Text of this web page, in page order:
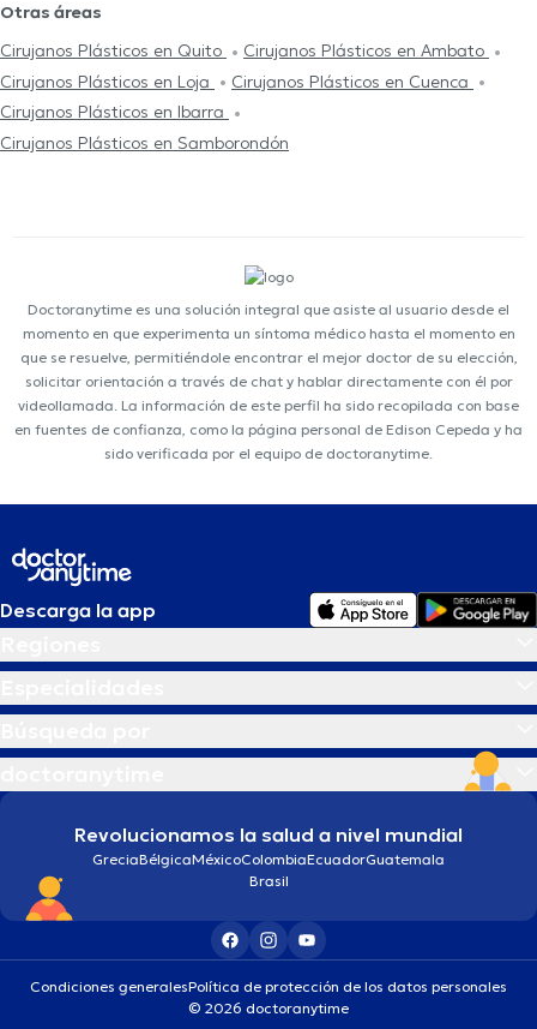
Otras áreas
Cirujanos Plásticos en Quito
Cirujanos Plásticos en Ambato
Cirujanos Plásticos en Loja
Cirujanos Plásticos en Cuenca
Cirujanos Plásticos en Ibarra
Cirujanos Plásticos en Samborondón
Doctoranytime es una solución integral que asiste al usuario desde el
momento en que experimenta un síntoma médico hasta el momento en
que se resuelve, permitiéndole encontrar el mejor doctor de su elección,
solicitar orientación a través de chat y hablar directamente con él por
videollamada. La información de este perfil ha sido recopilada con base
en fuentes de confianza, como la página personal de Edison Cepeda y ha
sido verificada por el equipo de doctoranytime.
Descarga la app
Revolucionamos la salud a nivel mundial
GreciaBélgicaMéxicoColombiaEcuadorGuatemala
Brasil
Condiciones generalesPolítica de protección de los datos personales
© 2026 doctoranytime